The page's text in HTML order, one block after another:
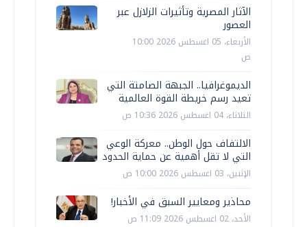
الآثار المصرية وتأثيرات الزلازل عبر
العصور
الأربعاء، 05 اغسطس 2026 10:00
ص
الديموغرافيا.. الجبهة الصامتة التي
تعيد رسم خريطة القوة العالمية
الثلاثاء، 04 اغسطس 2026 10:36 ص
الالتفاف حول الوطن.. معركة الوعي
التي لا تقل أهمية عن حماية الحدود
الإثنين، 03 اغسطس 2026 10:00 ص
محاذير ومعايير السبق في الأخبار!
الأحد، 02 اغسطس 2026 11:09 ص